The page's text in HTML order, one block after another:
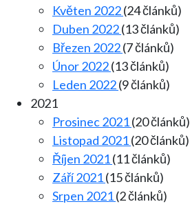
Květen 2022(24 článků)
Duben 2022(13 článků)
Březen 2022(7 článků)
Únor 2022(13 článků)
Leden 2022(9 článků)
2021
Prosinec 2021(20 článků)
Listopad 2021(20 článků)
Říjen 2021(11 článků)
Září 2021(15 článků)
Srpen 2021(2 článků)